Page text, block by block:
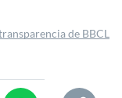
de BBCL